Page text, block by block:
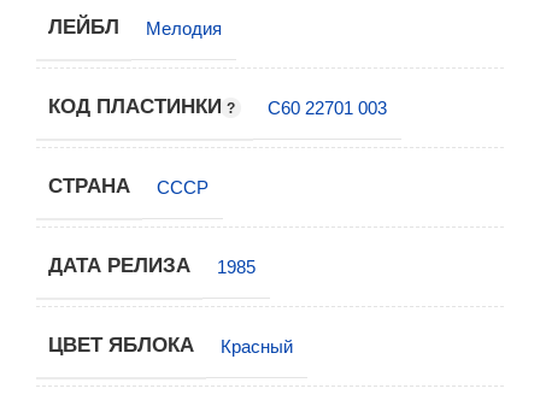
ЛЕЙБЛ Мелодия
КОД ПЛАСТИНКИ С60 22701 003
СТРАНА СССР
ДАТА РЕЛИЗА 1985
ЦВЕТ ЯБЛОКА Красный